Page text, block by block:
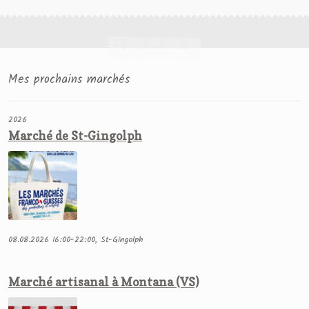
Mes prochains marchés
2026
Marché de St-Gingolph
08.08.2026 16:00-22:00, St-Gingolph
Marché artisanal à Montana (VS)